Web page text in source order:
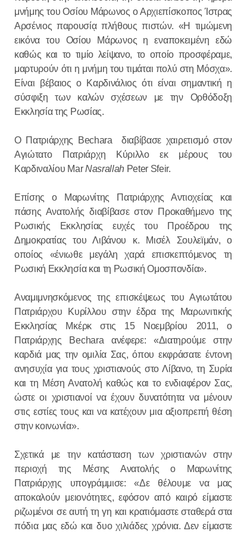
μνήμης του Οσίου Μάρωνος ο Αρχιεπίσκοπος Ίστρας
Αρσένιος παρουσίᾳ πλήθους πιστών. «Η τιμώμενη
εικόνα του Οσίου Μάρωνος η εναποκειμένη εδώ
καθώς και το τιμίο λείψανο, το οποίο προσφέραμε,
μαρτυρούν ότι η μνήμη του τιμάται πολύ στη Μόσχα».
Είναι βέβαιος ο Καρδινάλιος ότι είναι σημαντική η
σύσφιξη των καλών σχέσεων με την Ορθόδοξη
Εκκλησία της Ρωσίας.
Ο Πατριάρχης Bechara διαβίβασε χαιρετισμό στον
Αγιώτατο Πατριάρχη Κύριλλο εκ μέρους του
Καρδιναλίου MarNasrallah Peter Sfeir.
Επίσης ο Μαρωνίτης Πατριάρχης Αντιοχείας και
πάσης Ανατολής διαβίβασε στον Προκαθήμενο της
Ρωσικής Εκκλησίας ευχές του Προέδρου της
Δημοκρατίας του Λιβάνου κ. Μισέλ Σουλεϊμάν, ο
οποίος «ένιωθε μεγάλη χαρά επισκεπτόμενος τη
Ρωσική Εκκλησία και τη Ρωσική Ομοσπονδία».
Αναμιμνησκόμενος της επισκέψεως του Αγιωτάτου
Πατριάρχου Κυρίλλου στην έδρα της Μαρωνιτικής
Εκκλησίας Μκέρκ στις 15 Νοεμβρίου 2011, ο
Πατριάρχης Bechara ανέφερε: «Διατηρούμε στην
καρδιά μας την ομιλία Σας, όπου εκφράσατε έντονη
ανησυχία για τους χριστιανούς στο Λίβανο, τη Συρία
και τη Μέση Ανατολή καθώς και το ενδιαφέρον Σας,
ώστε οι χριστιανοί να έχουν δυνατότητα να μένουν
στις εστίες τους και να κατέχουν μια αξιοπρεπή θέση
στην κοινωνία».
Σχετικά με την κατάσταση των χριστιανών στην
περιοχή της Μέσης Ανατολής ο Μαρωνίτης
Πατριάρχης υπογράμμισε: «Δε θέλουμε να μας
αποκαλούν μειονότητες, εφόσον από καιρό είμαστε
ριζωμένοι σε αυτή τη γη και κρατιόμαστε σταθερά στα
πόδια μας εδώ και δυο χιλιάδες χρόνια. Δεν είμαστε